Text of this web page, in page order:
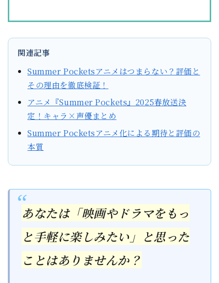
関連記事
Summer Pocketsアニメはつまらない？評価と
その理由を徹底検証！
アニメ『Summer Pockets』2025春放送決
定！キャラ×声優まとめ
Summer Pocketsアニメ化による期待と評価の
本質
あなたは「映画やドラマをもっ
と手軽に楽しみたい」と思った
ことはありませんか？